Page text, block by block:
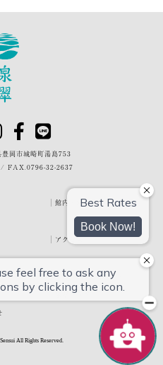
岡市城崎町湯島753
/ FAX.0796-32-2637
館内・施設
アクセス
プライバシーポリシー
泉翠ブログ
All Rights Reserved.